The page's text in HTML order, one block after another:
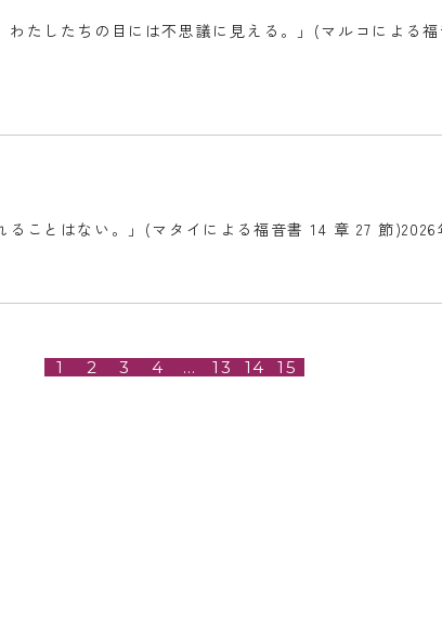
わたしたちの目には不思議に見える。」(マルコによる
ることはない。」(マタイによる福音書 14 章 27 節)2026
1 2 3 4 … 13 14 15